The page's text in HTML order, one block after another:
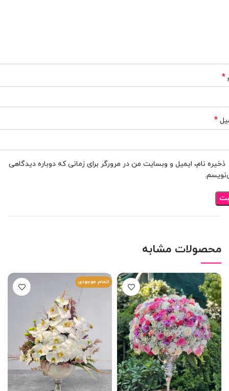
*
*
ذخیره نام، ایمیل و وبسایت من در مرورگر برای زمانی که دوباره دیدگاهی
محصولات مشابه
اتمام موجودی